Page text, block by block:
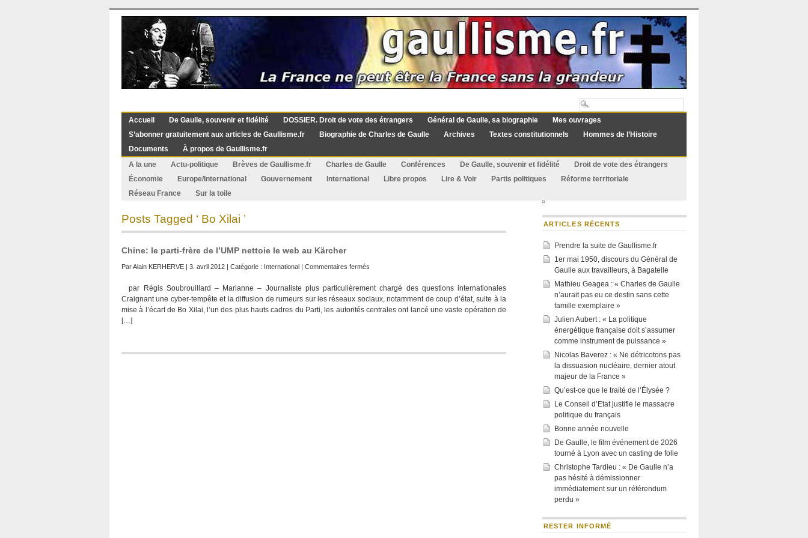
Accueil De Gaulle, souvenir et fidélité DOSSIER. Droit de vote des étrangers Général de Gaulle, sa biographie
Mes ouvrages
S’abonner gratuitement aux articles de Gaullisme.fr
Biographie de Charles de Gaulle Archives Textes constitutionnels
Hommes de l’Histoire
Documents
À propos de Gaullisme.fr
A la une
Actu-politique Brèves de Gaullisme.fr Charles de Gaulle Conférences De Gaulle, souvenir et fidélité
Droit de vote des étrangers
Économie
Europe/International Gouvernement International Libre propos Lire & Voir Partis politiques
Réforme territoriale
Réseau France
Sur la toile
Posts Tagged ‘ Bo Xilai ’
Chine: le parti-frère de l’UMP nettoie le web au Kärcher
ParAlain KERHERVE | 3. avril 2012 | Catégorie : International | Commentaires fermés
le
parti-
frère
le
par Régis Soubrouillard – Marianne – Journaliste plus particulièrement chargé des questions internationales
Craignant une cyber-tempête et la diffusion de rumeurs sur les réseaux sociaux, notamment de coup d’état, suite à la
mise à l’écart de Bo Xilai, l’un des plus hauts cadres du Parti, les autorités centrales ont lancé une vaste opération de
[…]
ARTICLES RÉCENTS
Prendre la suite de Gaullisme.fr
1er mai 1950, discours du Général de
Gaulle aux travailleurs, à Bagatelle
Mathieu Geagea : « Charles de Gaulle
n’aurait pas eu ce destin sans cette
famille exemplaire »
Julien Aubert : « La politique
énergétique française doit s’assumer
comme instrument de puissance »
Nicolas Baverez : « Ne détricotons pas
la dissuasion nucléaire, dernier atout
majeur de la France »
Qu’est-ce que le traité de l’Élysée ?
Le Conseil d’Etat justifie le massacre
politique du français
Bonne année nouvelle
De Gaulle, le film événement de 2026
tourné à Lyon avec un casting de folie
Christophe Tardieu : « De Gaulle n’a
pas hésité à démissionner
immédiatement sur un référendum
perdu »
RESTER INFORMÉ